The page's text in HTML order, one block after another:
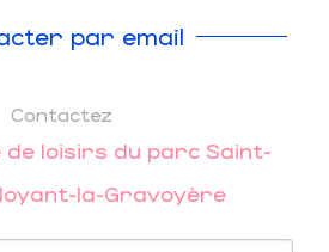
par email
Contactez
de loisirs du parc Saint-
la-Gravoyère